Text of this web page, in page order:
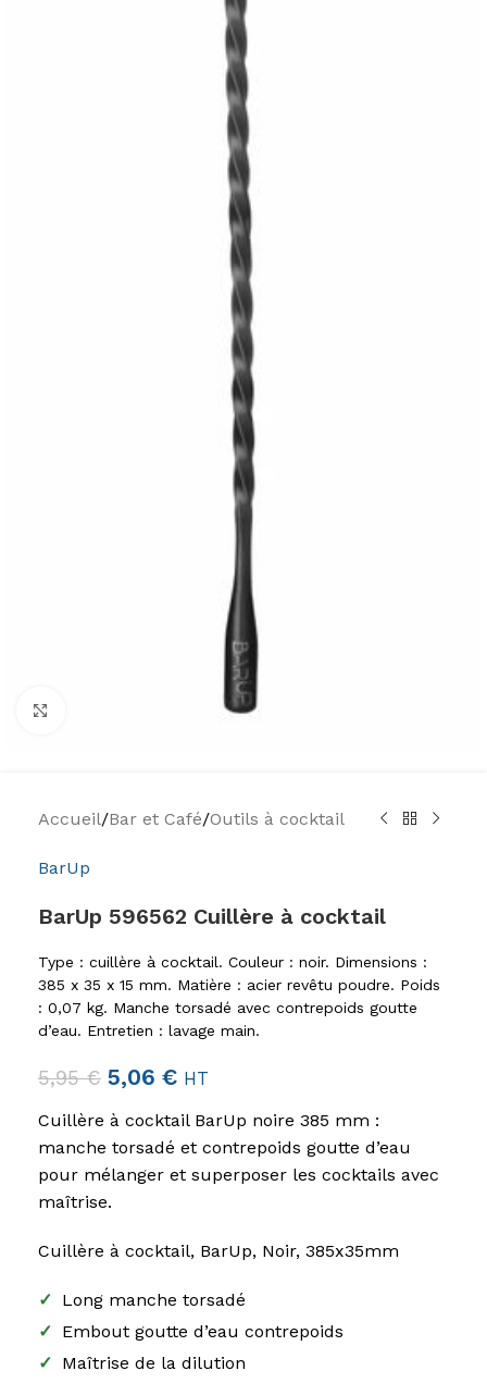
Accueil/Bar et Café/Outils à cocktail
BarUp
BarUp 596562 Cuillère à cocktail
Type : cuillère à cocktail. Couleur : noir. Dimensions :
385 x 35 x 15 mm. Matière : acier revêtu poudre. Poids
: 0,07 kg. Manche torsadé avec contrepoids goutte
d’eau. Entretien : lavage main.
5,95€ 5,06 € HT
Cuillère à cocktail BarUp noire 385 mm :
manche torsadé et contrepoids goutte d’eau
pour mélanger et superposer les cocktails avec
maîtrise.
Cuillère à cocktail, BarUp, Noir, 385x35mm
✓ Long manche torsadé
✓ Embout goutte d’eau contrepoids
✓ Maîtrise de la dilution